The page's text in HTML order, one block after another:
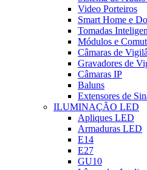
Video Porteiros
Smart Home e
Tomadas
Módulos e
Câmaras de
Gravadores de
Câmaras IP
Baluns
Extensores de
ILUMINAÇÃO LED
Apliques LED
Armaduras LED
E14
E27
GU10